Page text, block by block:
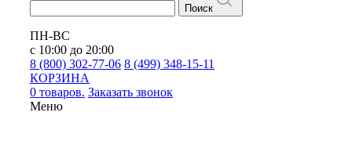
Поиск
ПН-ВС
с 10:00 до 20:00
8 (800) 302-77-06 8 (499) 348-15-11
КОРЗИНА
0 товаров. Заказать звонок
Меню